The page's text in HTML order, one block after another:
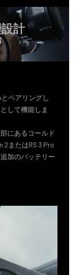
計
とペアリングし
して機能しま
にあるコールド
2またはRS 3 Pro
加のバッテリー